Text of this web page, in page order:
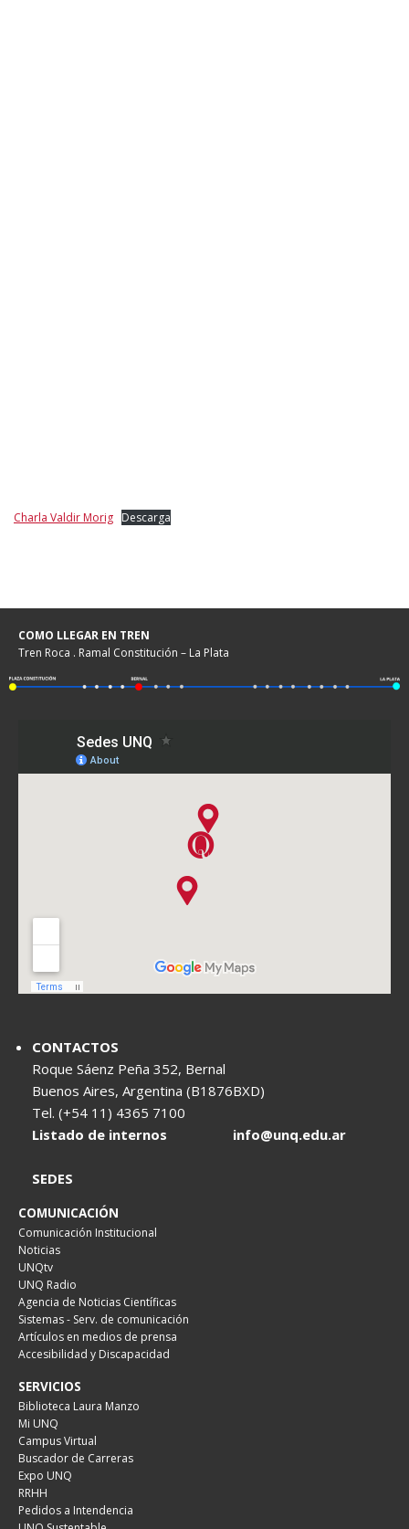
Charla Valdir Morig Descarga
COMO LLEGAR EN TREN
Tren Roca . Ramal Constitución – La Plata
CONTACTOS
Roque Sáenz Peña 352, Bernal
Buenos Aires, Argentina (B1876BXD)
Tel. (+54 11) 4365 7100
Listado de internos
info@unq.edu.ar
SEDES
COMUNICACIÓN
Comunicación Institucional
Noticias
UNQtv
UNQ Radio
Agencia de Noticias Científicas
Sistemas - Serv. de comunicación
Artículos en medios de prensa
Accesibilidad y Discapacidad
SERVICIOS
Biblioteca Laura Manzo
Mi UNQ
Campus Virtual
Buscador de Carreras
Expo UNQ
RRHH
Pedidos a Intendencia